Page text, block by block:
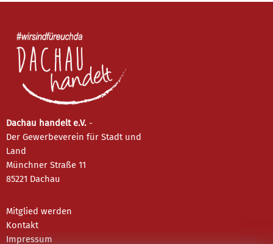
Dachau handelt e.V. -
Der Gewerbeverein für Stadt und
Land
Münchner Straße 11
85221 Dachau
Mitglied werden
Kontakt
Impressum